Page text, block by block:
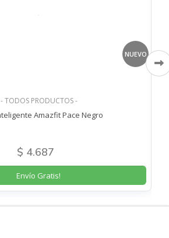
NUEVO
- TODOS PRODUCTOS -
Amazfit Pace Negro
$ 4.687
Envío Gratis!